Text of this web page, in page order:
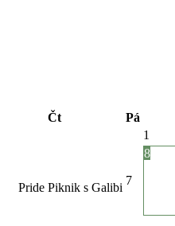
Čt Pá
1
Pride Piknik s Galibi
7
8